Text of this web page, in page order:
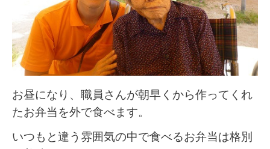
お昼になり、職員さんが朝早くから作ってくれ
たお弁当を外で食べます。
いつもと違う雰囲気の中で食べるお弁当は格別